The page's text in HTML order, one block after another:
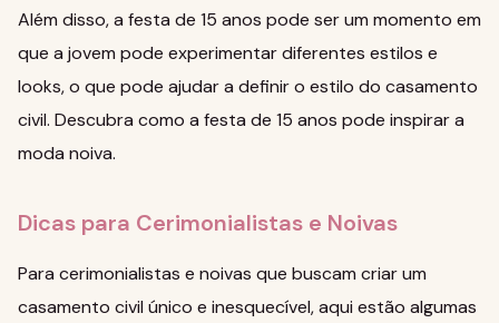
Além disso, a festa de 15 anos pode ser um momento em
que a jovem pode experimentar diferentes estilos e
looks, o que pode ajudar a definir o estilo do casamento
civil. Descubra como a festa de 15 anos pode inspirar a
moda noiva.
Dicas para Cerimonialistas e Noivas
Para cerimonialistas e noivas que buscam criar um
casamento civil único e inesquecível, aqui estão algumas